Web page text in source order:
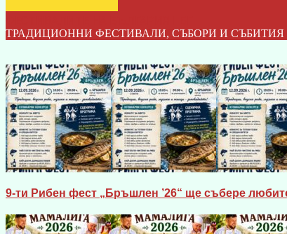
ТРАДИЦИОННИ ФЕСТИВАЛИ, СЪБОРИ И
9-ти Рибен фест „Бръшлен ’26“ ще събере